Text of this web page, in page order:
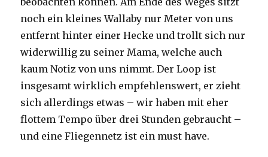
noch ein kleines Wallaby nur Meter von uns
entfernt hinter einer Hecke und trollt sich nur
widerwillig zu seiner Mama, welche auch
kaum Notiz von uns nimmt. Der Loop ist
insgesamt wirklich empfehlenswert, er zieht
sich allerdings etwas – wir haben mit eher
flottem Tempo über drei Stunden gebraucht –
und eine Fliegennetz ist ein must have.